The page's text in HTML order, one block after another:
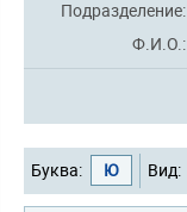
Подразделение:
Ф.И.О.:
Буква: Ю Вид: